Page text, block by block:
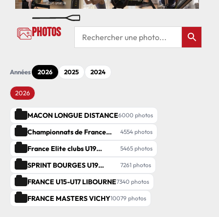
Photos
Années 2026 2025 2024
2026
MACON LONGUE DISTANCE6000 photos
Championnats de France
elite individuel
4554 photos
France Elite clubs U19
Seniors Macon
5465 photos
SPRINT BOURGES U19
SENIORS MASTERS PARA
7261 photos
FRANCE U15-U17 LIBOURNE7340 photos
FRANCE MASTERS VICHY10079 photos